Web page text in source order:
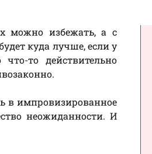
можно избежать, а с
куда лучше, если у
то действительно
в импровизированное
неожиданности. И